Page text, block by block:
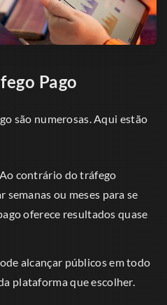
Pago
são numerosas. Aqui estão
Ao contrário do tráfego
semanas ou meses para se
oferece resultados quase
alcançar públicos em todo
plataforma que escolher.